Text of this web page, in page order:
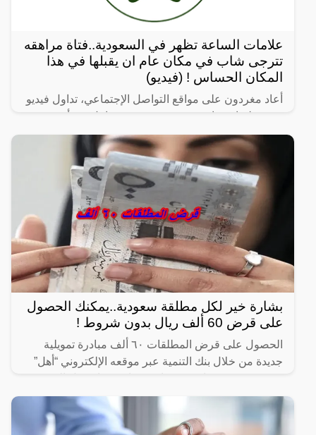
علامات الساعة تظهر في السعودية..فتاة مراهقه
تترجى شاب في مكان عام ان يقبلها في هذا
المكان الحساس ! (فيديو)
أعاد مغردون على مواقع التواصل الإجتماعي، تداول فيديو
جريء لفتاة مراهقة سعودية تتحرش بعامل في أحد
محلات بيع العطور. ولم تستطع الفتاة سعودية تمالك
نفسها أمام
بشارة خير لكل مطلقة سعودية..يمكنك الحصول
على قرض 60 ألف ريال بدون شروط !
الحصول على قرض المطلقات ٦٠ ألف مبادرة تمويلية
جديدة من خلال بنك التنمية عبر موقعه الإلكتروني “أهل”
خمس سنوات،